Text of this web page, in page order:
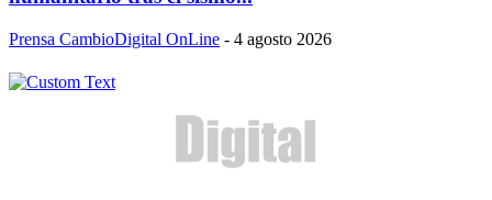
Prensa CambioDigital OnLine - 4 agosto 2026